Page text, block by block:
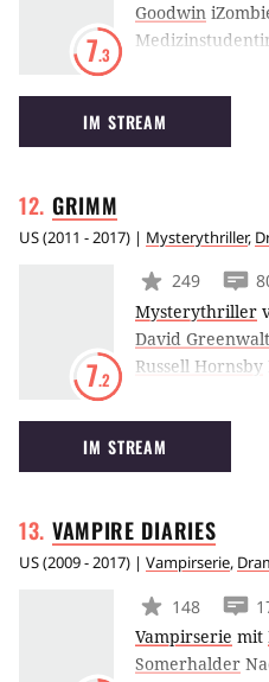
7.3
Goodwin
fortan von
wieder
(un)praktische
IM STREAM
GRIMM
US(2011 - 2017) | Mysterythriller,
7.2
249
Mysterythriller
David Greenwalt
Russell Hornsby
vor, bis er
erklären kann.
ihm einen
dass sie
Jägern, genannt
beschützen.
IM STREAM
VAMPIRE DIARIES
US(2009 - 2017) | Vampirserie,
148
Vampirserie mit
Somerhalder